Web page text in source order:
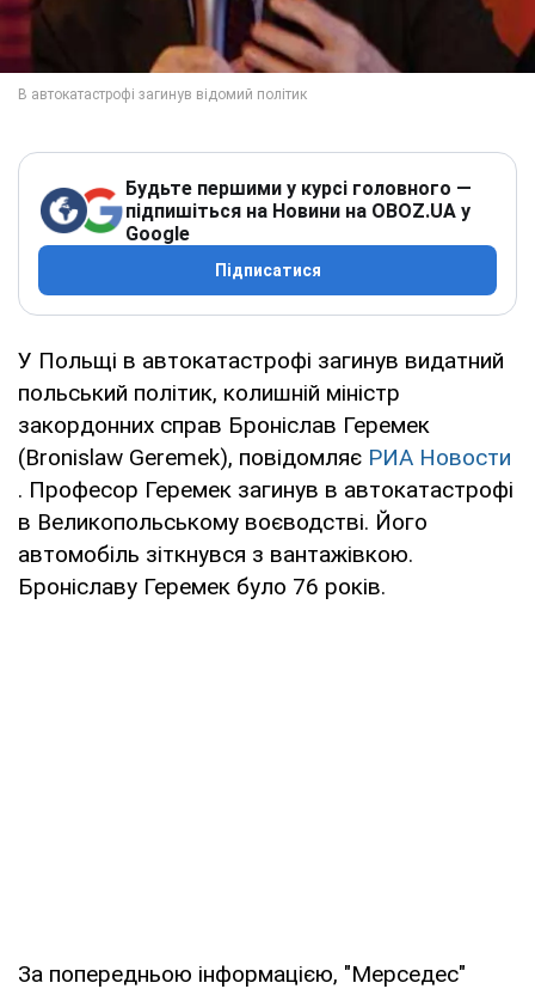
Будьте першими у курсі головного —
підпишіться на Новини на OBOZ.UA у
Google
Підписатися
У Польщі в автокатастрофі загинув видатний
польський політик, колишній міністр
закордонних справ Броніслав Геремек
(Bronislaw Geremek), повідомляє РИА Новости
. Професор Геремек загинув в автокатастрофі
в Великопольському воєводстві. Його
автомобіль зіткнувся з вантажівкою.
Броніславу Геремек було 76 років.
За попередньою інформацією, "Мерседес"